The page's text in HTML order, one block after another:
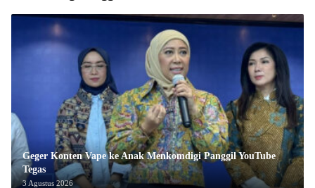
Geger Konten Vape ke Anak Menkomdigi Panggil YouTube
Tegas
3 Agustus 2026